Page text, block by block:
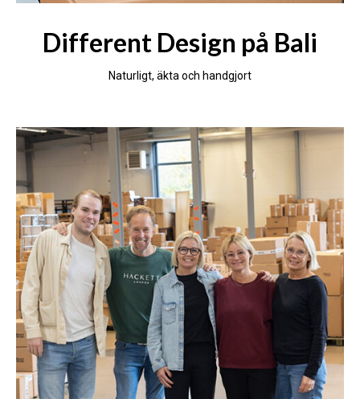
Different Design på Bali
Naturligt, äkta och handgjort